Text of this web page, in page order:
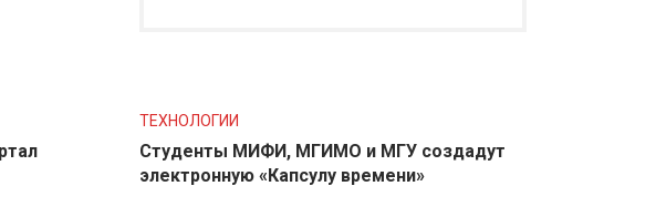
ТЕХНОЛОГИИ
Студенты МИФИ, МГИМО и МГУ создадут
электронную «Капсулу времени»